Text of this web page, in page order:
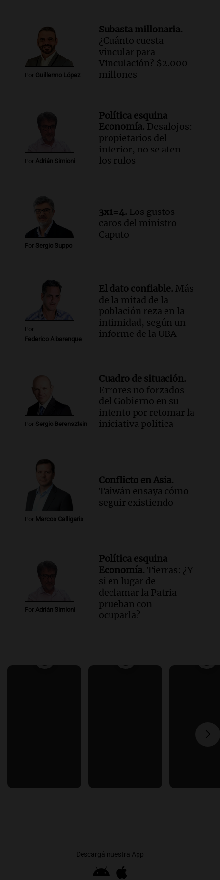
Episodios
Audio.
José Roccuzzo, cortes de carne y
compras de Antonella: bromas en
Rosario.
compras de Antonella: bromas en
Rosario.
Viva la Radio Rosario
Episodios
Audio.Luciano Cáceres llega a Córdoba a
Amamos Argentina
Episodios
Por Guillermo López
Subasta millonaria.
¿Cuánto cuesta
vincular para
Vinculación? $2.000
millones
Por Adrián Simioni
Política esquina
Economía. Desalojos:
propietarios del
interior, no se aten
los rulos
Por Sergio Suppo
3x1=4. Los gustos
caros del ministro
Caputo
Por
Federico Albarenque
El dato confiable. Más
de la mitad de la
población reza en la
intimidad, según un
informe de la UBA
Por Sergio Berensztein
Cuadro de situación.
Errores no forzados
del Gobierno en su
intento por retomar la
iniciativa política
Por Marcos Calligaris
Conflicto en Asia.
Taiwán ensaya cómo
seguir existiendo
Por Adrián Simioni
Política esquina
Economía. Tierras: ¿Y
si en lugar de
declamar la Patria
prueban con
ocuparla?
Descargá nuestra App